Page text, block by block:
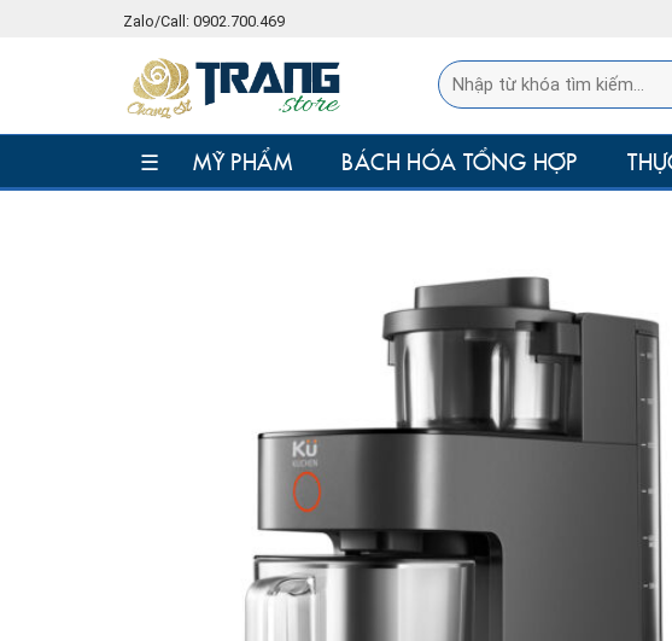
Zalo/Call: 0902.700.469
☰ MỸ PHẨM BÁCH HÓA TỔNG HỢP